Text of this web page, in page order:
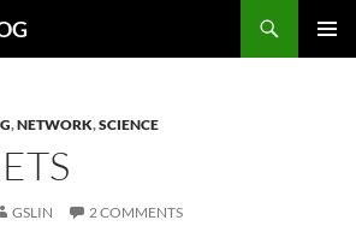
,NETWORK,SCIENCE
GSLIN 2 COMMENTS